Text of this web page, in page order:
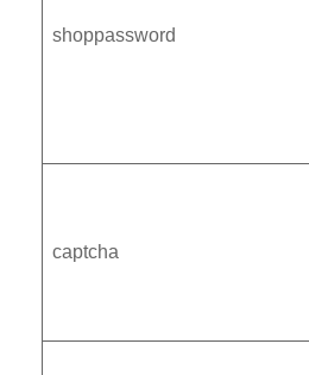
shoppassword
captcha